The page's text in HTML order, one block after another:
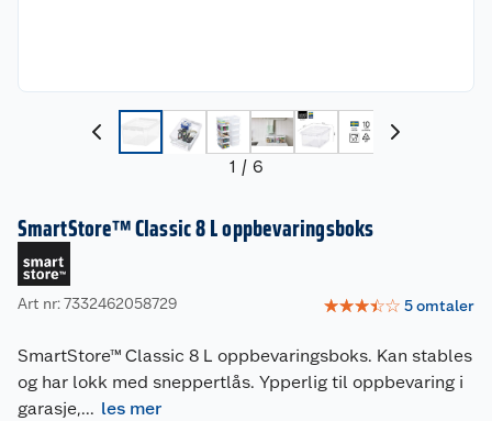
1 / 6
SmartStore™ Classic 8 L oppbevaringsboks
Art nr: 7332462058729 ☆☆☆☆☆ 5omtaler
SmartStore™ Classic 8 L oppbevaringsboks. Kan stables
og har lokk med sneppertlås. Ypperlig til oppbevaring i
garasje,... les mer